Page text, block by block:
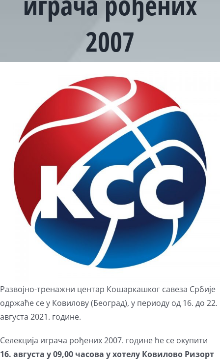
2007
Развојно-тренажни центар Кошаркашког савеза Србије
одржаће се у Ковилову (Београд), у периоду од 16. до 22.
августа 2021. године.
Селекција играча рођених 2007. године ће се окупити
16. августа у 09,00 часова у хотелу Ковилово Ризорт